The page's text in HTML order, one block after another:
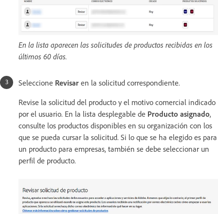
En la lista aparecen las solicitudes de productos recibidas en los
últimos 60 días.
Seleccione Revisar en la solicitud correspondiente.
Revise la solicitud del producto y el motivo comercial indicado
por el usuario. En la lista desplegable de Producto asignado,
consulte los productos disponibles en su organización con los
que se pueda cursar la solicitud. Si lo que se ha elegido es para
un producto para empresas, también se debe seleccionar un
perfil de producto.